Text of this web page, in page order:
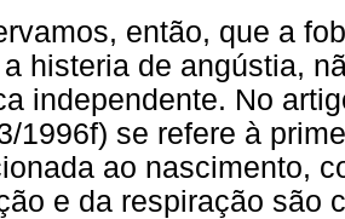
então, que a
histeria de angústia,
independente. No
1996f) se refere à
ao nascimento,
e da respiração são